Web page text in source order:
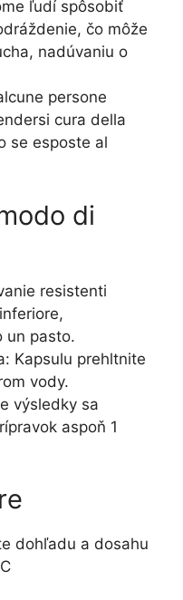
ľudí spôsobiť
čo môže
nadúvaniu o
persone
cura della
se esposte al
di
resistenti
un pasto.
Kapsulu prehltnite
vody.
výsledky sa
aspoň 1
dohľadu a dosahu